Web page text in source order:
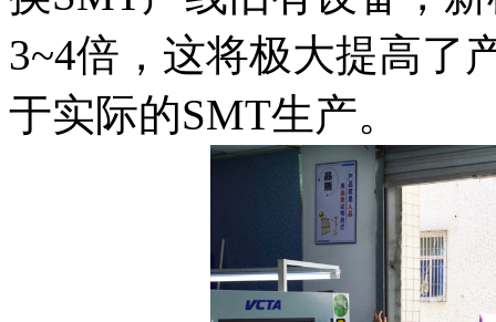
3~4倍，这将极大提高了
于实际的SMT生产。